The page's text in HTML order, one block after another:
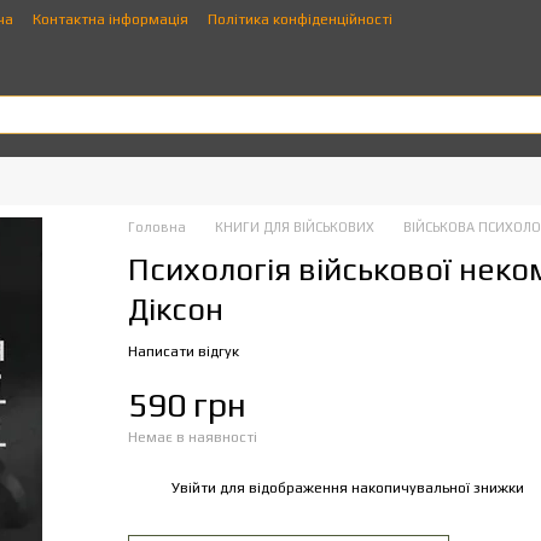
Контактна інформація Політика конфіденційності
Головна КНИГИ ДЛЯ ВІЙСЬКОВИХ ВІЙСЬКОВА
Психологія військової
Діксон
Написати відгук
590 грн
Немає в наявності
Увійти для відображення накопичувальної знижки